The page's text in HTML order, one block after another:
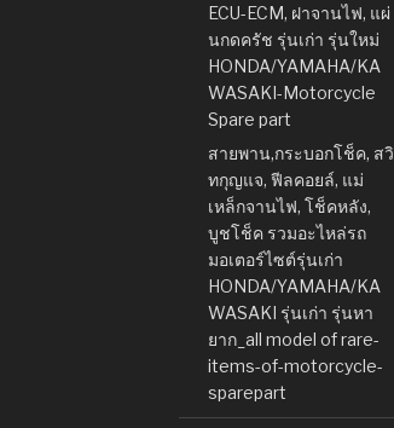
ECU-ECM, ฝาจานไฟ, แผ่
นกดครัช รุ่นเก่า รุ่นใหม่
HONDA/YAMAHA/KA
WASAKI-Motorcycle
Spare part
สายพาน,กระบอกโช็ค, สวิ
ทกุญแจ, ฟีลคอยล์, แม่
เหล็กจานไฟ, โช็คหลัง,
บูชโช็ค รวมอะไหล่รถ
มอเตอร์ไซต์รุ่นเก่า
HONDA/YAMAHA/KA
WASAKI รุ่นเก่า รุ่นหา
ยาก_all model of rare-
items-of-motorcycle-
sparepart